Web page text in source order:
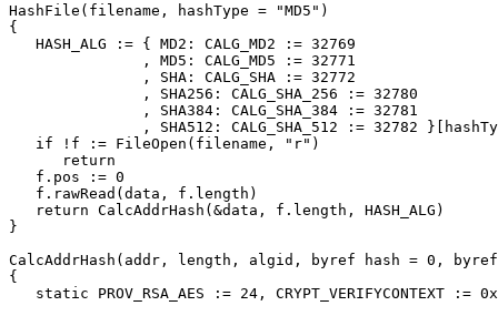
HashFile(filename, hashType = "MD5")
{
   HASH_ALG := { MD2: CALG_MD2 := 32769
               , MD5: CALG_MD5 := 32771
               , SHA: CALG_SHA := 32772
               , SHA256: CALG_SHA_256 := 32780
               , SHA384: CALG_SHA_384 := 32781
, SHA512: CALG_SHA_512 := 32782
   if !f := FileOpen(filename, "r")
      return
   f.pos := 0
   f.rawRead(data, f.length)
   return CalcAddrHash(&data, f.length, HASH_ALG)
}
CalcAddrHash(addr, length, algid, byref hash = 0,
{
static PROV_RSA_AES := 24, CRYPT_VERIFYCONTEXT :=